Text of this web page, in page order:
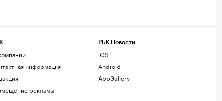
информация
рекламы
РБК Новости
iOS
Android
AppGallery